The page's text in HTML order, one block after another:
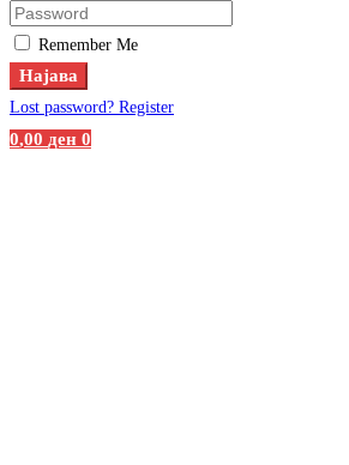
Remember Me
Најава
Lost password? Register
0,00 ден 0